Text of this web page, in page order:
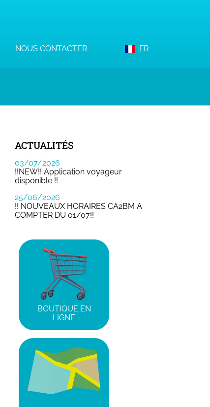
NOUS CONTACTER FR
ACTUALITÉS
03/07/2026
!!NEW!! Application voyageur
disponible !!
25/06/2026
!! NOUVEAUX HORAIRES CA2BM A
COMPTER DU 01/07!!
BOUTIQUE EN
LIGNE